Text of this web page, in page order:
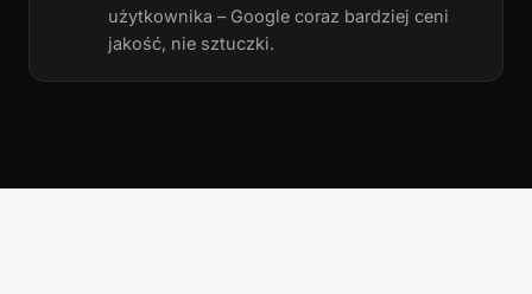
użytkownika – Google coraz bardziej ceni
jakość, nie sztuczki.